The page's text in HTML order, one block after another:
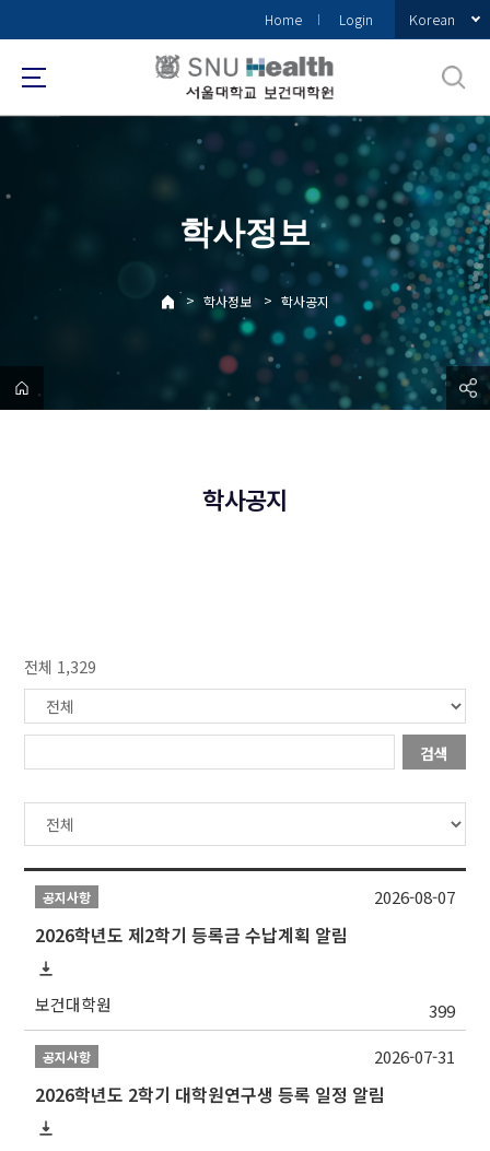
로
메
Home Login Korean
학사정보
> 학사정보 > 학사공지
학사공지
전체 1,329
검색
공지사항
2026학년도 제2학기 등록금 수납계획 알림
보건대학원 399
2026-08-07
공지사항
2026학년도 2학기 대학원연구생 등록 일정 알림
2026-07-31